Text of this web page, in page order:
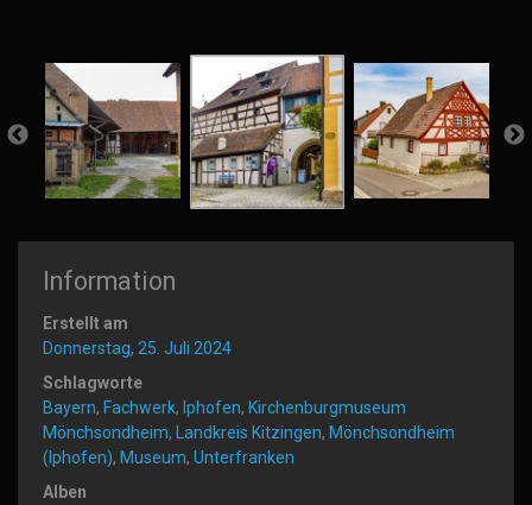
Information
Erstellt am
Donnerstag, 25. Juli 2024
Schlagworte
Bayern, Fachwerk, Iphofen, Kirchenburgmuseum
Mönchsondheim, Landkreis Kitzingen, Mönchsondheim
(Iphofen), Museum, Unterfranken
Alben